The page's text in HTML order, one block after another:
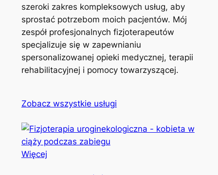
szeroki zakres kompleksowych usług, aby
sprostać potrzebom moich pacjentów. Mój
zespół profesjonalnych fizjoterapeutów
specjalizuje się w zapewnianiu
spersonalizowanej opieki medycznej, terapii
rehabilitacyjnej i pomocy towarzyszącej.
Zobacz wszystkie usługi
Więcej